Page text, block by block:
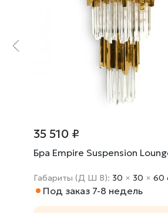
35 510 ₽
Бра Empire Suspension
Габариты (Д Ш В): 30 × 30 ×60
Под заказ 7-8 недель